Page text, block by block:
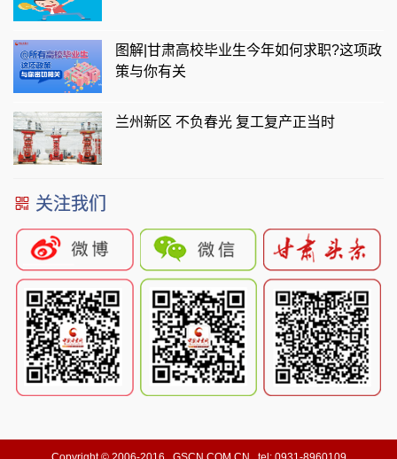
图解|甘肃高校毕业生今年如何求职?这项政
策与你有关
兰州新区 不负春光 复工复产正当时
关注我们